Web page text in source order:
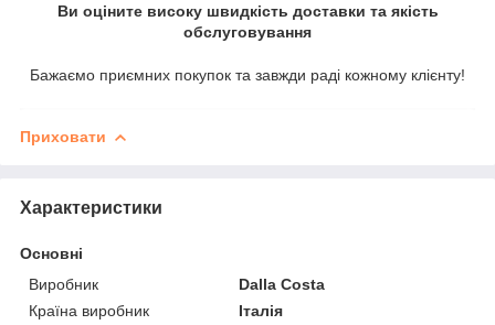
Ви оціните високу швидкість доставки та якість
обслуговування
Бажаємо приємних покупок та завжди раді кожному клієнту!
Приховати
Характеристики
Основні
Виробник
Dalla Costa
Країна виробник
Італія